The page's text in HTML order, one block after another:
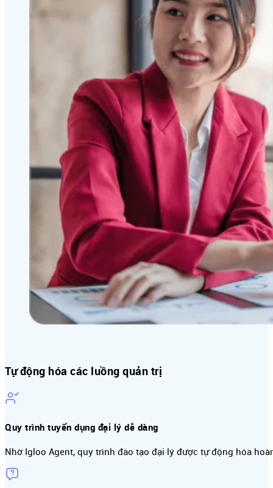
Tự động hóa các luồng quản trị
Quy trình tuyển dụng đại lý dễ dàng
Nhờ Igloo Agent, quy trình đào tạo đại lý được tự động hóa